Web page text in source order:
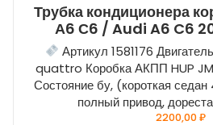
Трубка кондиционера
А6 С6 / Audi A6 C6
Артикул 1581176
quattro Коробка АКПП HUP
Состояние бу, (короткая
полный привод,
2200,00₽